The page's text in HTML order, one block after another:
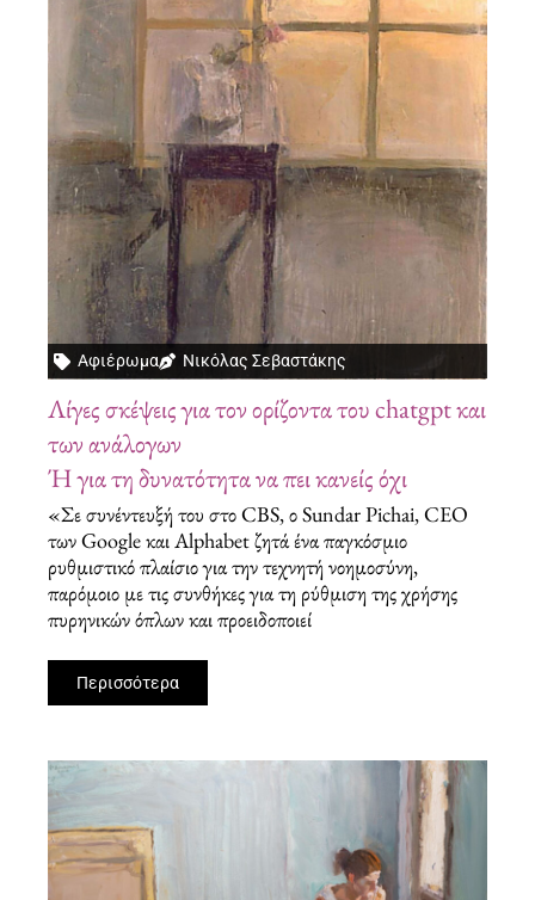
Αφιέρωμα Νικόλας Σεβαστάκης
Λίγες σκέψεις για τον ορίζοντα του chatgpt και
των ανάλογων
Ή για τη δυνατότητα να πει κανείς όχι
«Σε συνέντευξή του στο CBS, ο Sundar Pichai, CEO
των Google και Alphabet ζητά ένα παγκόσμιο
ρυθμιστικό πλαίσιο για την τεχνητή νοημοσύνη,
παρόμοιο με τις συνθήκες για τη ρύθμιση της χρήσης
πυρηνικών όπλων και προειδοποιεί
Περισσότερα